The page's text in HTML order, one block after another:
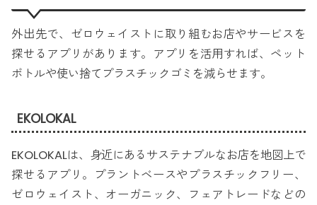
外出先で、ゼロウェイストに取り組むお店やサービスを
探せるアプリがあります。アプリを活用すれば、ペット
ボトルや使い捨てプラスチックゴミを減らせます。
EKOLOKAL
EKOLOKALは、身近にあるサステナブルなお店を地図上で
探せるアプリ。プラントベースやプラスチックフリー、
ゼロウェイスト、オーガニック、フェアトレードなどの